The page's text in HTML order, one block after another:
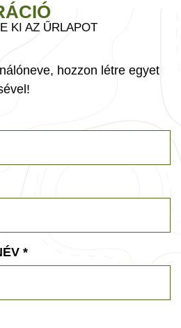
KI AZ ŰRLAPOT
hozzon létre egyet
*